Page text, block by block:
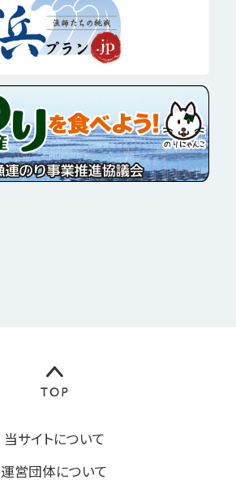
当サイトについて
運営団体について